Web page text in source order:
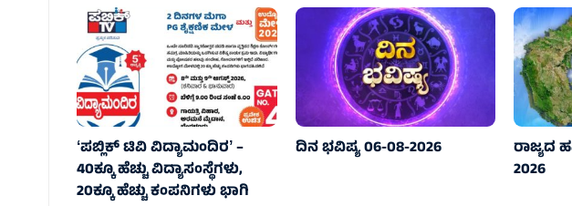
ʻಪಬ್ಲಿಕ್‌ ಟಿವಿ ವಿದ್ಯಾಮಂದಿರʼ –
40ಕ್ಕೂ ಹೆಚ್ಚು ವಿದ್ಯಾಸಂಸ್ಥೆಗಳು,
20ಕ್ಕೂ ಹೆಚ್ಚು ಕಂಪನಿಗಳು ಭಾಗಿ
ದಿನ ಭವಿಷ್ಯ 06-08-2026
ರಾಜ್ಯದ
2026